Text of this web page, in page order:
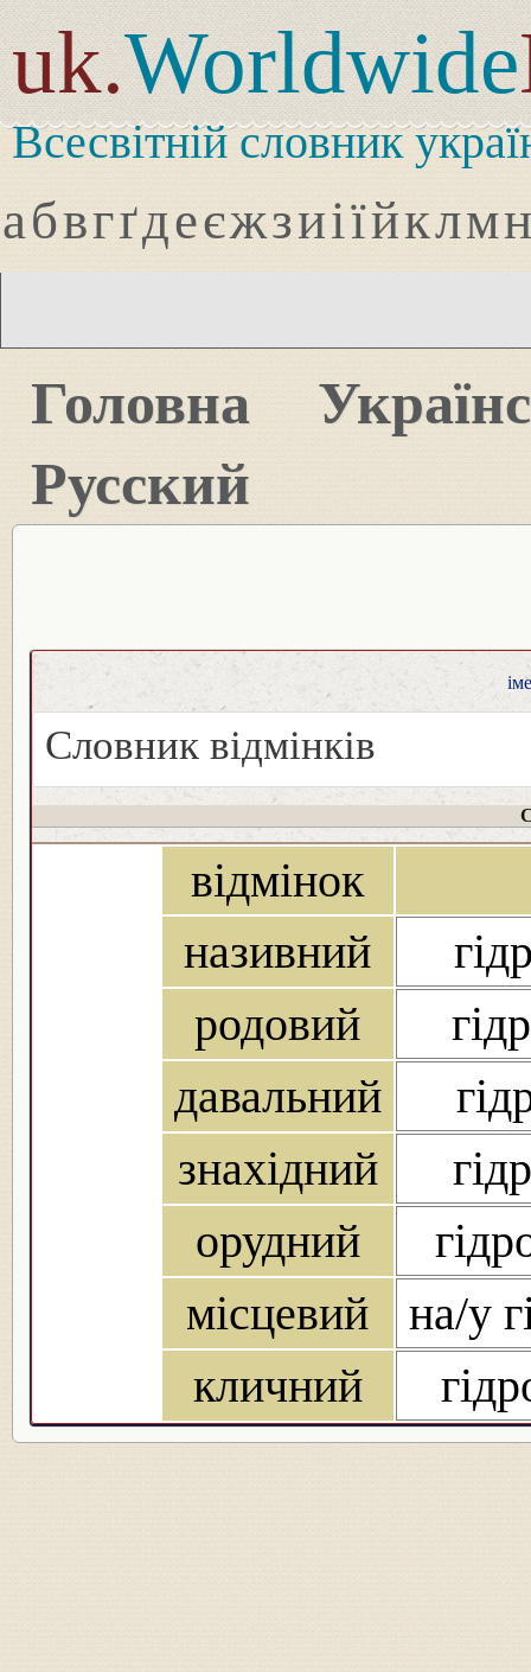
uk.Worldwide
Всесвітній словник
абвгґдеєжзиіїйклмн
Головна
Русский
Словник відмінків
відмінок
називний
родовий
давальний
знахідний
орудний
місцевий
на/у
кличний